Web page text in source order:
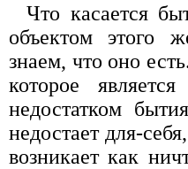
Что касается
объектом этого
знаем, что оно
которое
недостатком
недостает для-
возникает как